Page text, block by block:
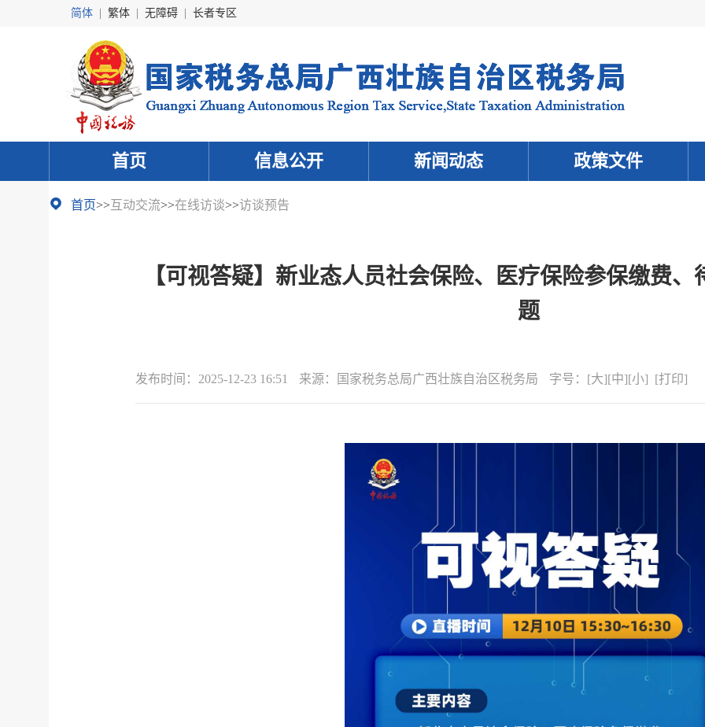
简体 繁体 无障碍 长者专区
首页 信息公开 新闻动态 政策文件
首页>>互动交流>>在线访谈>>访谈预告
【可视答疑】新业态人员社会保险、医疗保险参保缴费
题
发布时间： 2025-12-23 16:51 来源： 国家税务总局广西壮族自治区税务局 字号： [大][中][小] [打印]